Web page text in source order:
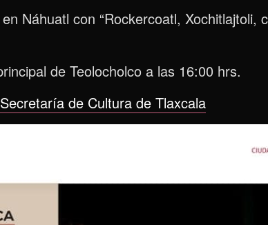
Náhuatl con “Rockercoatl, Xochitlajtoli,
de Teolocholco a las 16:00 hrs.
Secretaría de Cultura de Tlaxcala